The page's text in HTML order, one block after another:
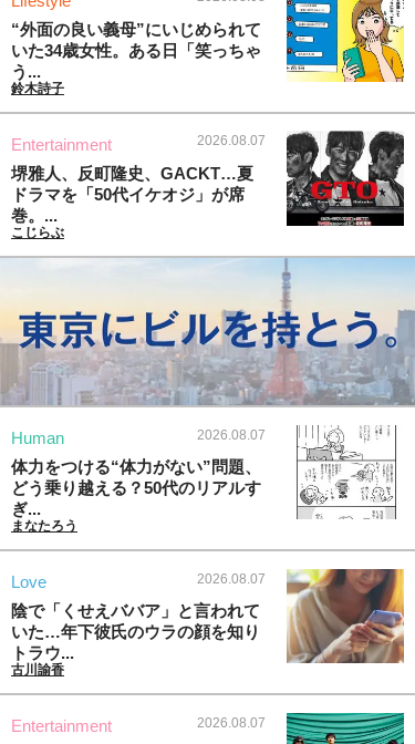
“外面の良い義母”にいじめられて
いた34歳女性。ある日「笑っちゃ
う...
鈴木詩子
Entertainment 2026.08.07
堺雅人、反町隆史、GACKT…夏
ドラマを「50代イケオジ」が席
巻。...
こじらぶ
Human 2026.08.07
体力をつける“体力がない”問題、
どう乗り越える？50代のリアルす
ぎ...
まなたろう
Love 2026.08.07
陰で「くせえババア」と言われて
いた…年下彼氏のウラの顔を知り
トラウ...
古川諭香
Entertainment 2026.08.07